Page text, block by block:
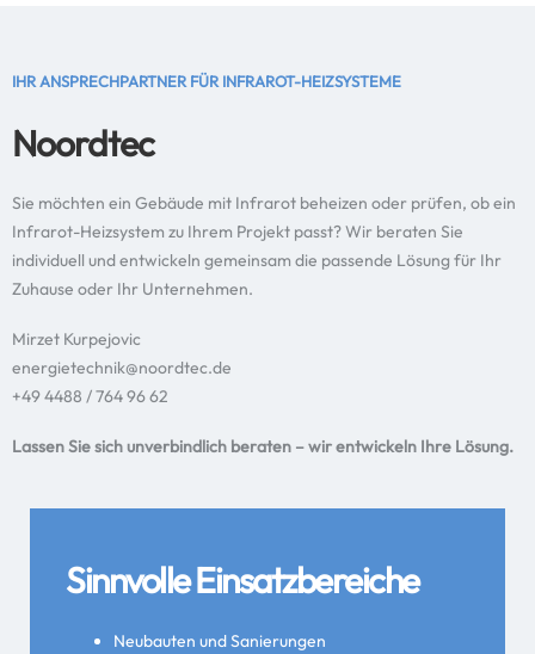
IHR ANSPRECHPARTNER FÜR INFRAROT-HEIZSYSTEME
Noordtec
Sie möchten ein Gebäude mit Infrarot beheizen oder prüfen, ob ein
Infrarot-Heizsystem zu Ihrem Projekt passt? Wir beraten Sie
individuell und entwickeln gemeinsam die passende Lösung für Ihr
Zuhause oder Ihr Unternehmen.
Mirzet Kurpejovic
energietechnik@noordtec.de
+49 4488 / 764 96 62
Lassen Sie sich unverbindlich beraten – wir entwickeln Ihre Lösung.
Sinnvolle Einsatzbereiche
Neubauten und Sanierungen